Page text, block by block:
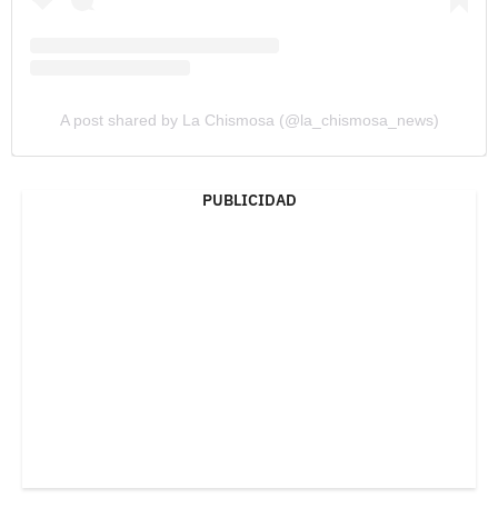
A post shared by La Chismosa (@la_chismosa_news)
PUBLICIDAD